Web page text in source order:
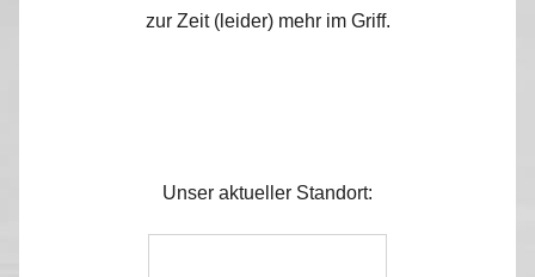
zur Zeit (leider) mehr im Griff.
Unser aktueller Standort: